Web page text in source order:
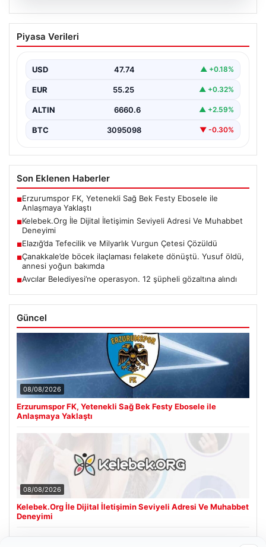
Kelebek.Org İle Dijital İletişimin Seviyeli
Adresi Ve Muhabbet Deneyimi
sağlaması kritik bir önem barındırmaktadır. Halen
birçok…
Piyasa Verileri
USD 47.74 ▲ +0.18%
EUR 55.25 ▲ +0.32%
ALTIN 6660.6 ▲ +2.59%
BTC 3095098 ▼ -0.30%
Son Eklenen Haberler
■Erzurumspor FK, Yetenekli Sağ Bek Festy Ebosele ile
Anlaşmaya Yaklaştı
■Kelebek.Org İle Dijital İletişimin Seviyeli Adresi Ve Muhabbet
Deneyimi
■Elazığ’da Tefecilik ve Milyarlık Vurgun Çetesi Çözüldü
■Çanakkale’de böcek ilaçlaması felakete dönüştü. Yusuf öldü,
annesi yoğun bakımda
■Avcılar Belediyesi’ne operasyon. 12 şüpheli gözaltına alındı
Güncel
08/08/2026
Erzurumspor FK, Yetenekli Sağ Bek Festy Ebosele ile
Anlaşmaya Yaklaştı
08/08/2026
Kelebek.Org İle Dijital İletişimin Seviyeli Adresi Ve Muhabbet
Deneyimi